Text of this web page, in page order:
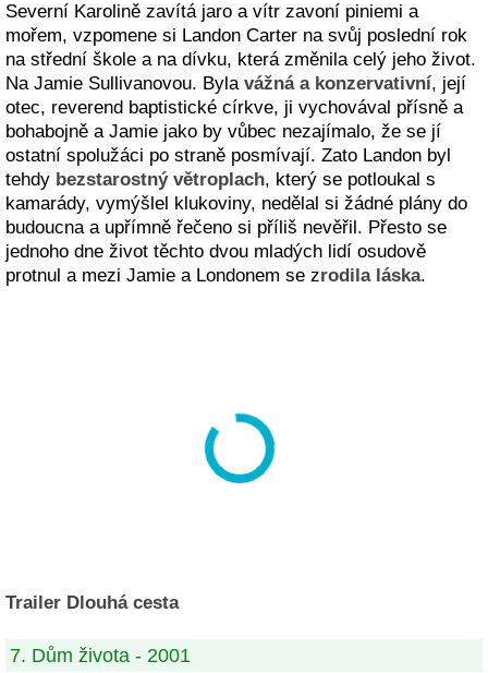
Severní Karolině zavítá jaro a vítr zavoní piniemi a
mořem, vzpomene si Landon Carter na svůj poslední rok
na střední škole a na dívku, která změnila celý jeho život.
Na Jamie Sullivanovou. Byla vážná a konzervativní, její
otec, reverend baptistické církve, ji vychovával přísně a
bohabojně a Jamie jako by vůbec nezajímalo, že se jí
ostatní spolužáci po straně posmívají. Zato Landon byl
tehdy bezstarostný větroplach, který se potloukal s
kamarády, vymýšlel klukoviny, nedělal si žádné plány do
budoucna a upřímně řečeno si příliš nevěřil. Přesto se
jednoho dne život těchto dvou mladých lidí osudově
protnul a mezi Jamie a Londonem se zrodila láska.
Trailer Dlouhá cesta
7. Dům života - 2001